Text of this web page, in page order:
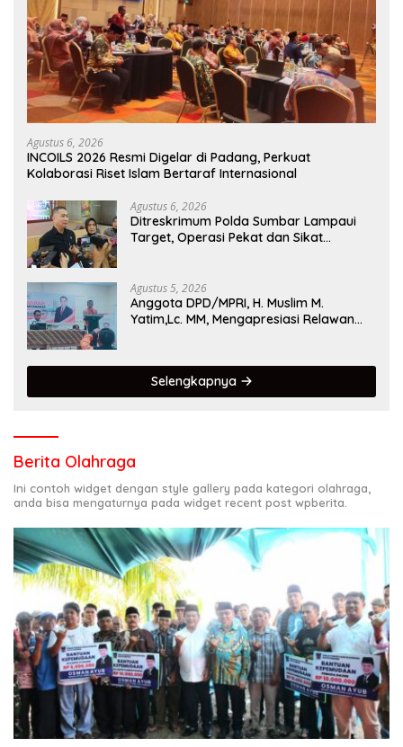
Agustus 6, 2026
INCOILS 2026 Resmi Digelar di Padang, Perkuat
Kolaborasi Riset Islam Bertaraf Internasional
Agustus 6, 2026
Ditreskrimum Polda Sumbar Lampaui
Target, Operasi Pekat dan Sikat
Agustus 5, 2026
Anggota DPD/MPRI, H. Muslim M.
Yatim,Lc. MM, Mengapresiasi Relawan
Selengkapnya
Berita Olahraga
Ini contoh widget dengan style gallery pada kategori olahraga,
anda bisa mengaturnya pada widget recent post wpberita.